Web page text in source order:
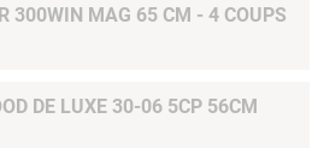
300WIN MAG 65 CM - 4 COUPS
56CM